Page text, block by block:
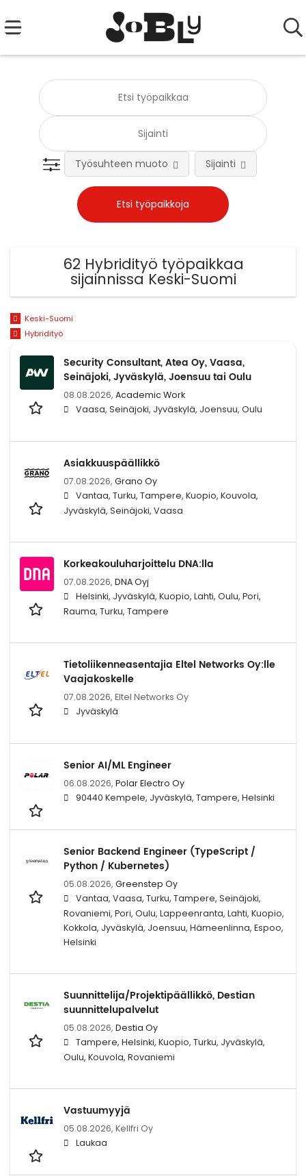
Työsuhteen muoto Sijainti
62 Hybridityö työpaikkaa
sijainnissa Keski-Suomi
Keski-Suomi
Hybridityö
Security Consultant, Atea Oy, Vaasa,
Seinäjoki, Jyväskylä, Joensuu tai Oulu
08.08.2026, Academic Work
Vaasa, Seinäjoki, Jyväskylä, Joensuu, Oulu
Asiakkuuspäällikkö
07.08.2026, Grano Oy
Vantaa, Turku, Tampere, Kuopio, Kouvola,
Jyväskylä, Seinäjoki, Vaasa
Korkeakouluharjoittelu DNA:lla
07.08.2026, DNA Oyj
Helsinki, Jyväskylä, Kuopio, Lahti, Oulu, Pori,
Rauma, Turku, Tampere
Tietoliikenneasentajia Eltel Networks Oy:lle
Vaajakoskelle
07.08.2026, Eltel Networks Oy
Jyväskylä
Senior AI/ML Engineer
06.08.2026, Polar Electro Oy
90440 Kempele, Jyväskylä, Tampere, Helsinki
Senior Backend Engineer (TypeScript /
Python / Kubernetes)
05.08.2026, Greenstep Oy
Vantaa, Vaasa, Turku, Tampere, Seinäjoki,
Rovaniemi, Pori, Oulu, Lappeenranta, Lahti, Kuopio,
Kokkola, Jyväskylä, Joensuu, Hämeenlinna, Espoo,
Helsinki
Suunnittelija/Projektipäällikkö, Destian
suunnittelupalvelut
05.08.2026, Destia Oy
Tampere, Helsinki, Kuopio, Turku, Jyväskylä,
Oulu, Kouvola, Rovaniemi
Vastuumyyjä
05.08.2026, Kellfri Oy
Laukaa